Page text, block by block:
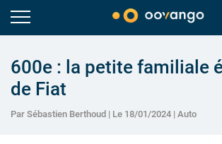
600e : la petite familiale
de Fiat
Par Sébastien Berthoud | Le 18/01/2024 | Auto